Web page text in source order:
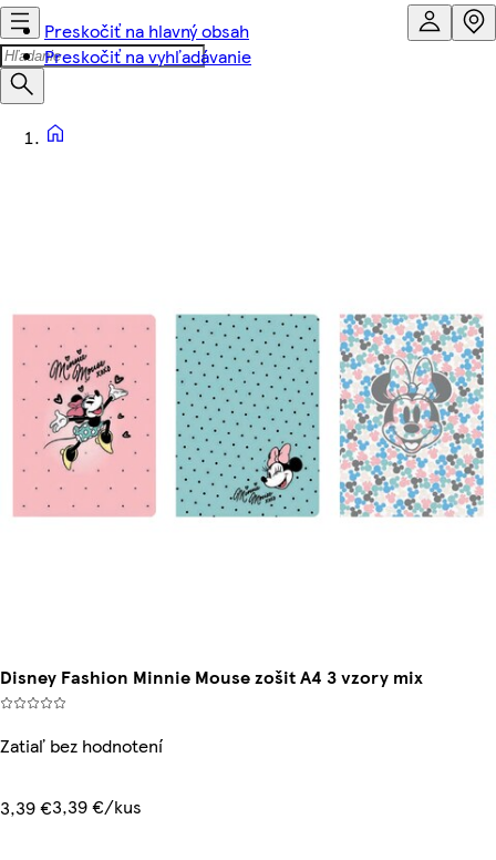
Preskočiť na hlavný obsah
Preskočiť na vyhľadávanie
Disney Fashion Minnie Mouse zošit A4 3 vzory mix
Zatiaľ bez hodnotení
3,39 €3,39 €/kus